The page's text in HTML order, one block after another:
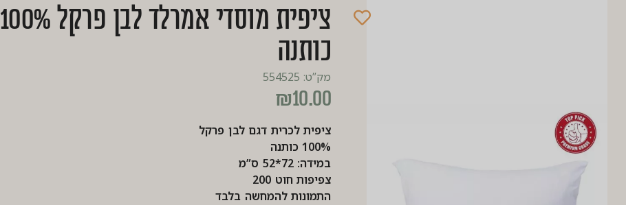
ציפית מוסדי אמרלד לבן פרקל 100%
כותנה
מק”ט: 554525
₪10.00
ציפית לכרית דגם לבן פרקל
100% כותנה
במידה: 72*52 ס”מ
צפיפות חוט 200
התמונות להמחשה בלבד